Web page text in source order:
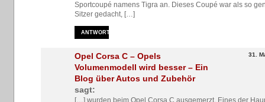
Sportcoupé namens Tigra an. Dieses Coupé war als so
Sitzer gedacht, […]
ANTWORTEN
Opel Corsa C – Opels
Volumenmodell wird besser – Ein
Blog über Autos und Zubehör
sagt:
31.
[…] wurden beim Opel Corsa C ausgemerzt. Eines der